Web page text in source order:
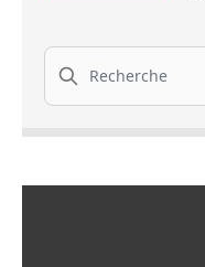
Recherche